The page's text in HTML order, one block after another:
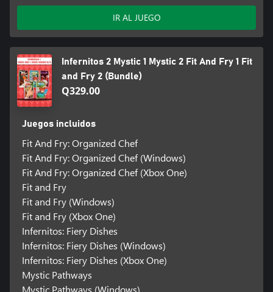
IR AL JUEGO
Infernitos 2 Mystic 1 Mystic 2 Fit And Fry 1 Fit
and Fry 2 (Bundle)
Q329.00
Juegos incluidos
Fit And Fry: Organized Chef
Fit And Fry: Organized Chef (Windows)
Fit And Fry: Organized Chef (Xbox One)
Fit and Fry
Fit and Fry (Windows)
Fit and Fry (Xbox One)
Infernitos: Fiery Dishes
Infernitos: Fiery Dishes (Windows)
Infernitos: Fiery Dishes (Xbox One)
Mystic Pathways
Mystic Pathways (Windows)